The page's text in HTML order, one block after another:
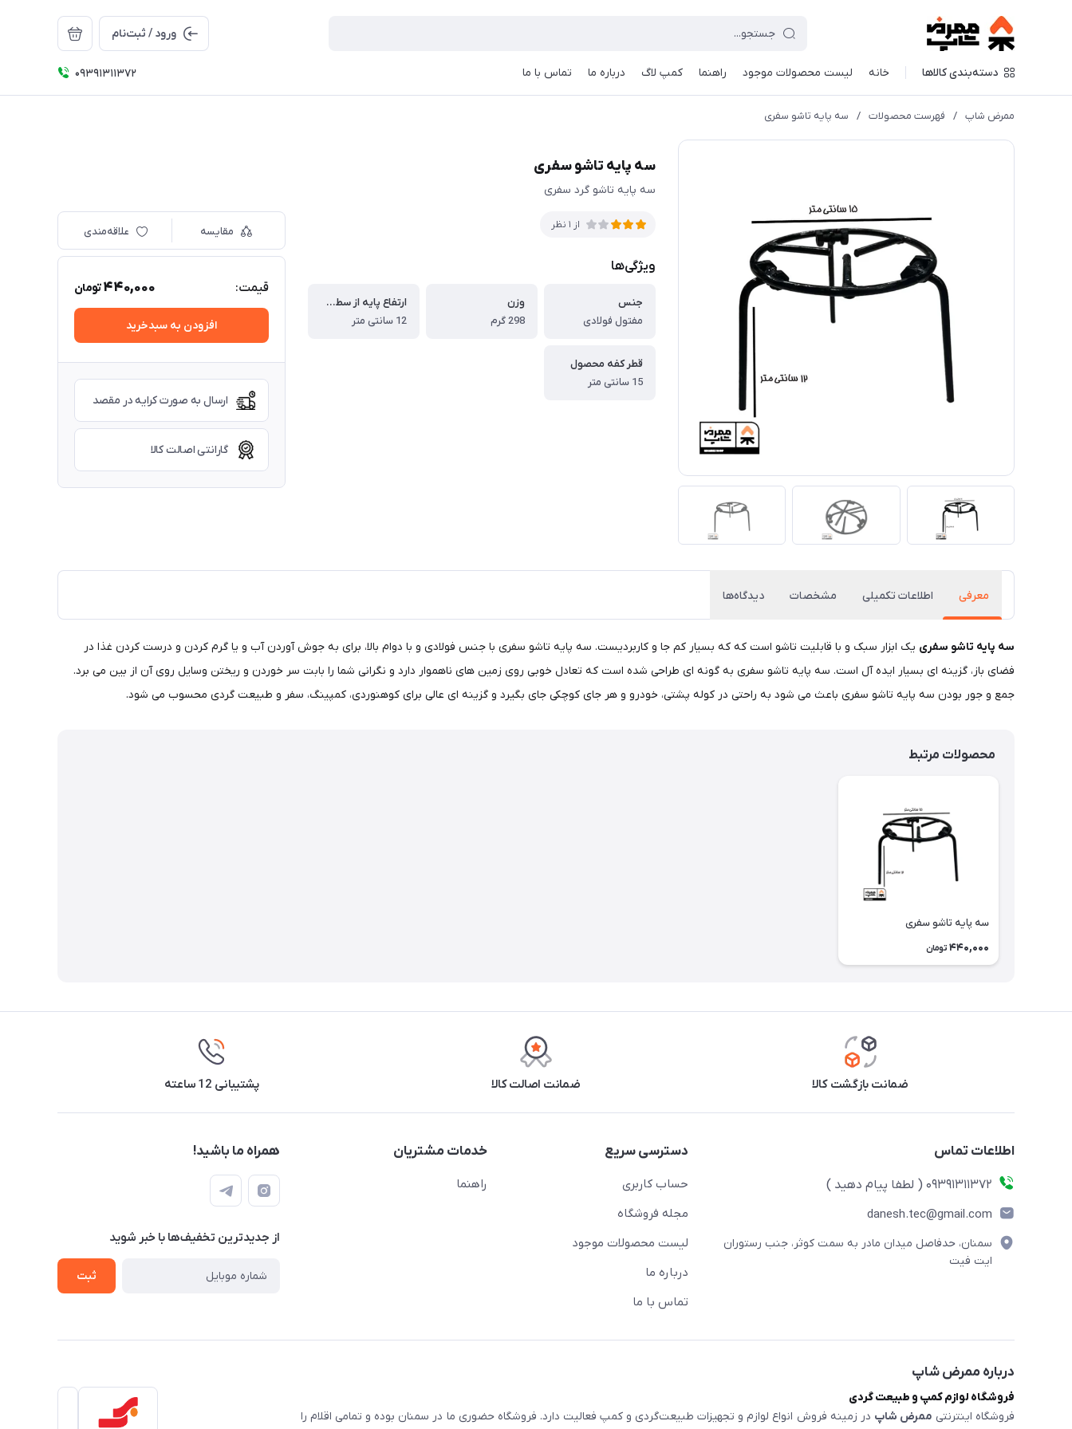
ورود / ثبت‌نام
دسته‌بندی کالاها خانه لیست محصولات موجود راهنما کمپ لاگ درباره ما تماس با ما 09391311372
ممرض شاپ / فهرست محصولات / سه پایه تاشو سفری
سه پایه تاشو سفری
سه پایه تاشو گرد سفری
از 1 نظر
ویژگی‌ها
جنس
مفتول فولادی
وزن
298 گرم
ارتفاع پایه از سطح زمین
12 سانتی متر
قطر کفه محصول
15 سانتی متر
مقایسه علاقه‌مندی
قیمت: 440,000تومان
افزودن به سبدخرید
ارسال به صورت کرایه در مقصد
گارانتی اصالت کالا
معرفی اطلاعات تکمیلی مشخصات دیدگاه‌ها
سه پایه تاشو سفری یک ابزار سبک و با قابلیت تاشو است که که بسیار کم جا و کاربردیست. سه پایه تاشو سفری با جنس فولادی و با دوام بالا، برای به جوش آوردن آب و یا گرم کردن و درست کردن غذا در
فضای باز، گزینه ای بسیار ایده آل است. سه پایه تاشو سفری به گونه ای طراحی شده است که تعادل خوبی روی زمین های ناهموار دارد و نگرانی شما را بابت سر خوردن و ریختن وسایل روی آن از بین می برد.
جمع و جور بودن سه پایه تاشو سفری باعث می شود به راحتی در کوله پشتی، خودرو و هر جای کوچکی جای بگیرد و گزینه ای عالی برای کوهنوردی، کمپینگ، سفر و طبیعت گردی محسوب می شود.
محصولات مرتبط
سه پایه تاشو سفری
440,000 تومان
ضمانت بازگشت کالا ضمانت اصالت کالا پشتیبانی 12 ساعته
اطلاعات تماس
09391311372 ( لطفا پیام دهید )
danesh.tec@gmail.com
سمنان، حدفاصل میدان مادر به سمت کوثر، جنب رستوران
ایت فیت
دسترسی سریع
حساب کاربری
مجله فروشگاه
لیست محصولات موجود
درباره ما
تماس با ما
خدمات مشتریان
راهنما
همراه ما باشید!
از جدید‌ترین تخفیف‌ها با‌ خبر شوید
ثبت
درباره ممرض شاپ
فروشگاه لوازم کمپ و طبیعت گردی
فروشگاه اینترنتی ممرض شاپ در زمینه فروش انواع لوازم و تجهیزات طبیعت‌گردی و کمپ فعالیت دارد. فروشگاه حضوری ما در سمنان بوده و تمامی اقلام را